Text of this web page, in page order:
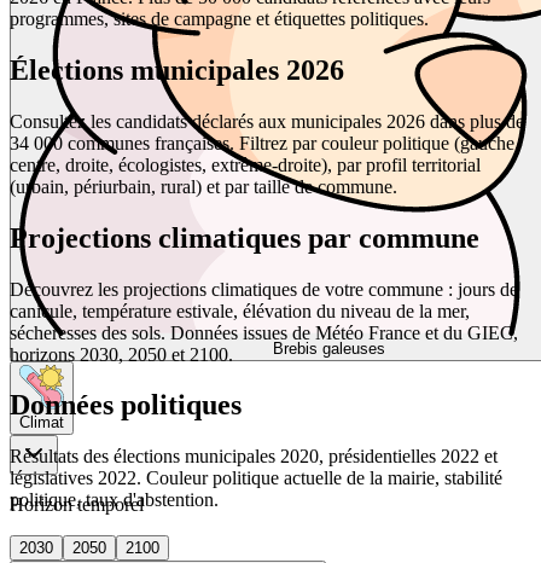
Brebis galeuses
Climat
Horizon temporel
2030 2050
2100
programmes, sites de campagne et étiquettes politiques.
Élections municipales 2026
Consultez les candidats déclarés aux municipales 2026 dans plus de
34 000 communes françaises. Filtrez par couleur politique (gauche,
centre, droite, écologistes, extrême-droite), par profil territorial
(urbain, périurbain, rural) et par taille de commune.
Projections climatiques par commune
Découvrez les projections climatiques de votre commune : jours de
canicule, température estivale, élévation du niveau de la mer,
sécheresses des sols. Données issues de Météo France et du GIEC,
horizons 2030, 2050 et 2100.
Données politiques
Résultats des élections municipales 2020, présidentielles 2022 et
législatives 2022. Couleur politique actuelle de la mairie, stabilité
politique, taux d'abstention.